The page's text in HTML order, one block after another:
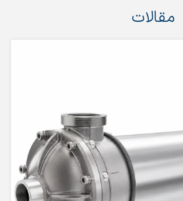
مقالات